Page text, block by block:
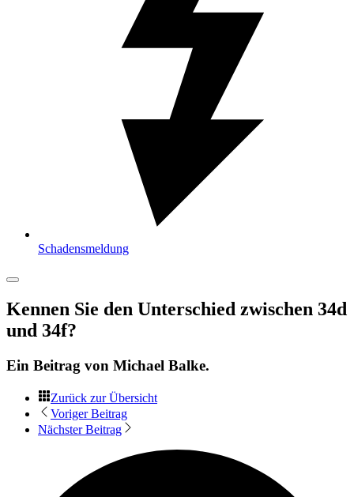
Schadensmeldung
Kennen Sie den Unterschied zwischen 34d
und 34f?
Ein Beitrag von Michael Balke.
Zurück zur Übersicht
Voriger Beitrag
Nächster Beitrag